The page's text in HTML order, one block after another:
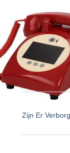
Zijn Er